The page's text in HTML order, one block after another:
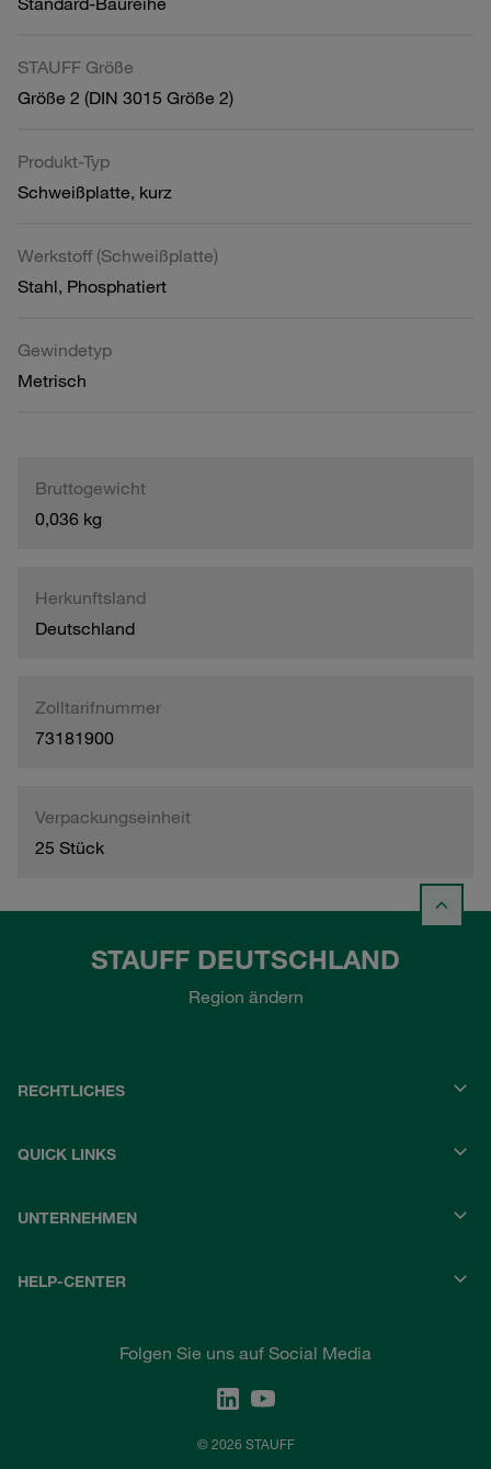
STAUFF Größe
Größe 2 (DIN 3015 Größe 2)
Produkt-Typ
Schweißplatte, kurz
Werkstoff (Schweißplatte)
Stahl, Phosphatiert
Gewindetyp
Metrisch
Bruttogewicht
0,036 kg
Herkunftsland
Deutschland
Zolltarifnummer
73181900
Verpackungseinheit
25 Stück
STAUFF DEUTSCHLAND
Region ändern
RECHTLICHES
QUICK LINKS
UNTERNEHMEN
HELP-CENTER
Folgen Sie uns auf Social Media
© 2026 STAUFF